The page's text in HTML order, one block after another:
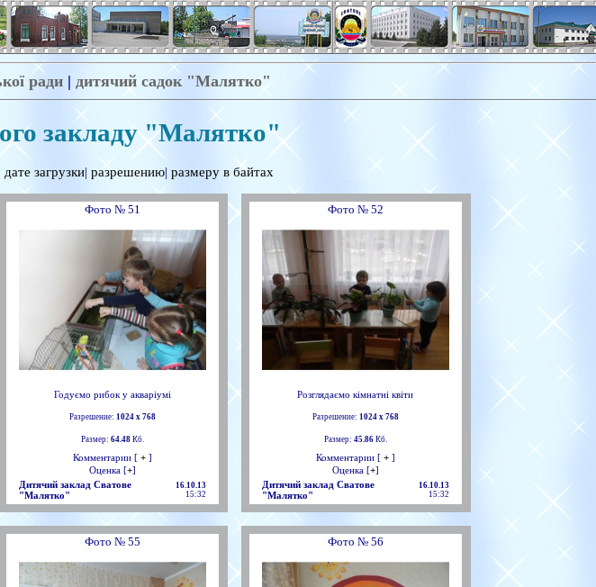
ради| дитячий садок "Малятко"
закладу "Малятко"
дате загрузки| разрешению| размеру в байтах
Фото № 51
Годуємо рибок у акваріумі
Разрешение: 1024 х 768
Размер: 64.48Кб.
Комментарии [ +]
Оценка [+]
Дитячий заклад Сватове
"Малятко"
16.10.13
15:32
Фото № 52
Розглядаємо кімнатні квіти
Разрешение: 1024 х 768
Размер: 45.86Кб.
Комментарии [ +]
Оценка [+]
Дитячий заклад Сватове
"Малятко"
16.10.13
15:32
Фото № 55 Фото № 56